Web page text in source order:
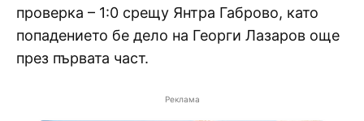
проверка – 1:0 срещу Янтра Габрово, като
попадението бе дело на Георги Лазаров още
през първата част.
Реклама